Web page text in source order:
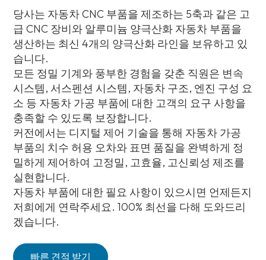
당사는 자동차 CNC 부품을 제조하는 5축과 같은 고
급 CNC 장비와 알루미늄 양극산화 자동차 부품을
생산하는 최신 4개의 양극산화 라인을 보유하고 있
습니다.
모든 정밀 기계와 풍부한 경험을 갖춘 직원은 변속
시스템, 서스펜션 시스템, 자동차 구조, 엔진 구성 요
소 등 자동차 가공 부품에 대한 고객의 요구 사항을
충족할 수 있도록 보장합니다.
커전에서는 디지털 제어 기술을 통해 자동차 가공
부품의 치수 허용 오차와 표면 품질을 완벽하게 정
밀하게 제어하여 고정밀, 고효율, 고신뢰성 제조를
실현합니다.
자동차 부품에 대한 필요 사항이 있으시면 언제든지
저희에게 연락주세요. 100% 최선을 다해 도와드리
겠습니다.
빠른 견적 받기